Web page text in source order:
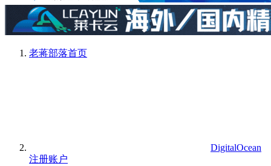
老蒋部落首页
DigitalOcean
注册账户